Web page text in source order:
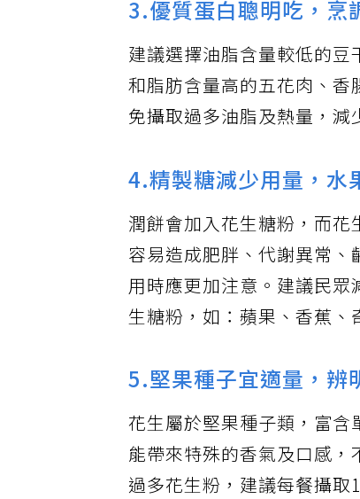
3.優質蛋白聰明吃，烹
建議選擇油脂含量較低的
和脂肪含量高的五花肉、
免攝取過多油脂及熱量，減
4.精製糖減少用量，水
潤餅會加入花生糖粉，而花
容易造成肥胖、代謝異常
用時應更加注意。建議民
生糖粉，如：蘋果、香蕉、
5.堅果種子宜適量，辨
花生屬於堅果種子類，富
能帶來特殊的香氣及口感